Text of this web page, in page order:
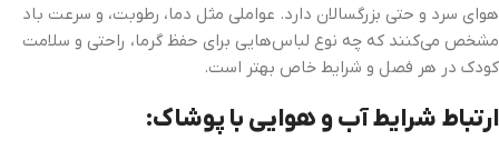
هوای سرد و حتی بزرگسالان دارد. عواملی مثل دما، رطوبت، و سرعت باد
مشخص می‌کنند که چه نوع لباس‌هایی برای حفظ گرما، راحتی و سلامت
کودک در هر فصل و شرایط خاص بهتر است.
ارتباط شرایط آب و هوایی با پوشاک: